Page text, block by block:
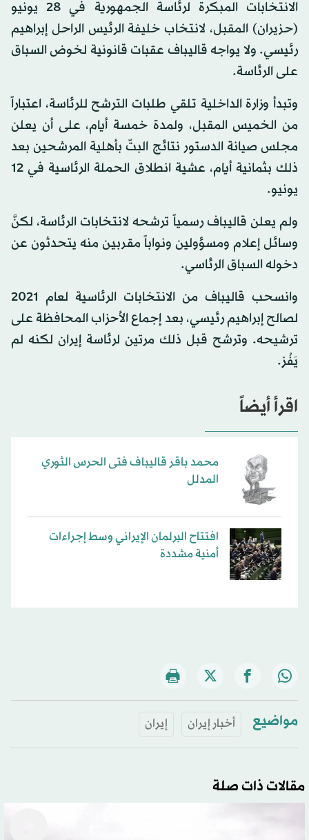
الانتخابات المبكرة لرئاسة الجمهورية في 28 يونيو
(حزيران) المقبل، لانتخاب خليفة الرئيس الراحل إبراهيم
رئيسي. ولا يواجه قاليباف عقبات قانونية لخوض السباق
على الرئاسة.
وتبدأ وزارة الداخلية تلقي طلبات الترشح للرئاسة، اعتباراً
من الخميس المقبل، ولمدة خمسة أيام، على أن يعلن
مجلس صيانة الدستور نتائج البتّ بأهلية المرشحين بعد
ذلك بثمانية أيام، عشية انطلاق الحملة الرئاسية في 12
يونيو.
ولم يعلن قاليباف رسمياً ترشحه لانتخابات الرئاسة، لكنَّ
وسائل إعلام ومسؤولين ونواباً مقربين منه يتحدثون عن
دخوله السباق الرئاسي.
وانسحب قاليباف من الانتخابات الرئاسية لعام 2021
لصالح إبراهيم رئيسي، بعد إجماع الأحزاب المحافظة على
ترشيحه. وترشح قبل ذلك مرتين لرئاسة إيران لكنه لم
يَفُز.
اقرأ أيضاً
محمد باقر قاليباف فتى الحرس الثوري
المدلل
افتتاح البرلمان الإيراني وسط إجراءات
أمنية مشددة
مواضيع أخبار إيران إيران
مقالات ذات صلة